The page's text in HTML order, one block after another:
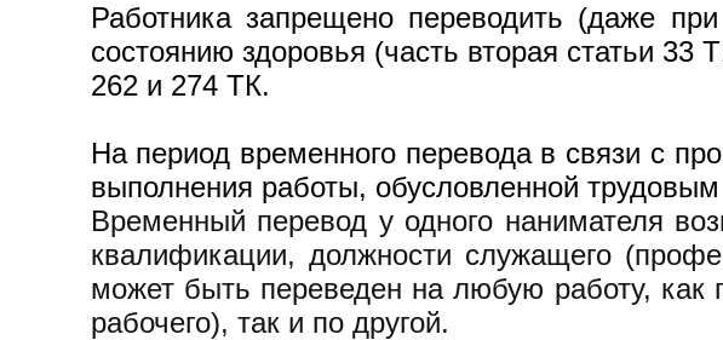
Работника запрещено переводить (даже
состоянию здоровья (часть вторая статьи
262 и 274 ТК.
На период временного перевода в связи с
выполнения работы, обусловленной
Временный перевод у одного нанимателя
квалификации, должности служащего
может быть переведен на любую работу,
рабочего), так и по другой.